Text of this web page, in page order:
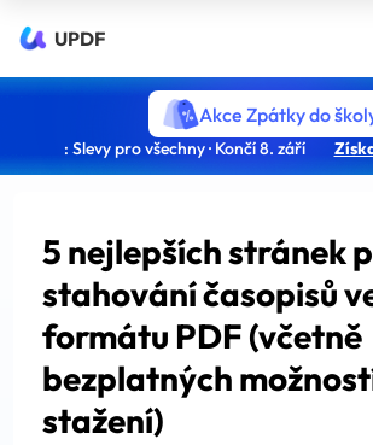
UPDF
Akce Zpátky do
: Slevy pro všechny · Končí 8. září
5 nejlepších stránek
stahování časopisů
formátu PDF (včetně
bezplatných
stažení)